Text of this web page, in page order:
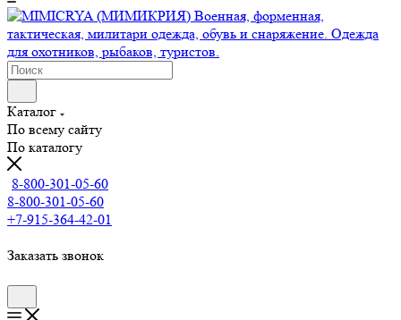
Каталог
По всему сайту
По каталогу
8-800-301-05-60
8-800-301-05-60
+7-915-364-42-01
Заказать звонок